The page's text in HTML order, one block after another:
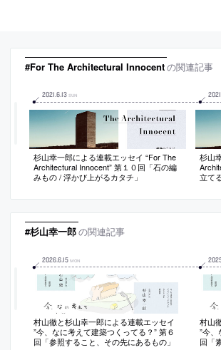
#For The Architectural Innocentの関連記事
2021 6.13 SUN
杉山幸一郎による連載エッセイ “For The
Architectural Innocent” 第１０回「石の編
みもの / 浮かび上がるカタチ」
2021
杉山
立て
#杉山幸一郎の関連記事
2026.6.15 MON
村山徹と杉山幸一郎による連載エッセイ
”今、なに考えて建築つくってる？” 第６
回「参照すること、その先にあるもの」
村山
”今
回「